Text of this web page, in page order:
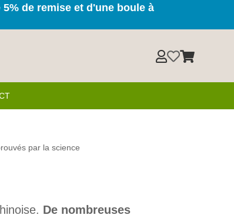
de remise et d'une boule à

par la science
De nombreuses